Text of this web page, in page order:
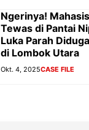
Ngerinya!
Tewas di Pantai
Luka Parah
di Lombok Utara
Okt. 4, 2025CASE FILE